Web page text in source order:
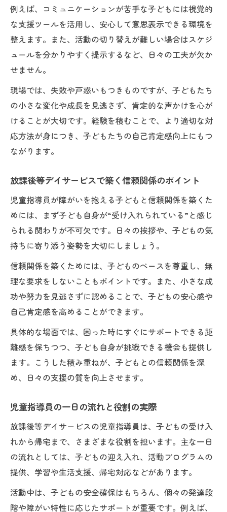
践
児童指導員になるには必要な資格と実務経験
障がいを抱える子ども支援に必要な資格要
験
児童指導員になるにはどんな準備が重要か
任用資格取得のポイントと注意点
障がいを抱える子ども支援のための学び方
容を深掘り
障がいを抱える子どもへ寄り添う日常業務
の実態
放課後等デイサービスの仕事内容を詳しく
紹介
学習支援や社会性育成の実例と工夫
保護者対応や送迎業務のポイントとは
障がいを抱える子どもへの個別支援のプロ
セス
障がいを抱える子への効果的な支援方法とは
障がいを抱える子ども一人ひとりに合わせ
た支援
放課後等デイサービスで役立つ支援技法の
強度行動障害への対応と現場での工夫
児童指導員が実践する療育スキルの向上策
保護者と連携した支援の重要性を解説
資格がなくても始められる児童指導員の現場と
は
障がいを抱える子ども支援の現場に未経験
例えば、コミュニケーションが苦手な子どもには視覚的
な支援ツールを活用し、安心して意思表示できる環境を
整えます。また、活動の切り替えが難しい場合はスケジ
ュールを分かりやすく提示するなど、日々の工夫が欠か
せません。
現場では、失敗や戸惑いもつきものですが、子どもたち
の小さな変化や成長を見逃さず、肯定的な声かけを心が
けることが大切です。経験を積むことで、より適切な対
応方法が身につき、子どもたちの自己肯定感向上にもつ
ながります。
放課後等デイサービスで築く信頼関係のポイント
児童指導員が障がいを抱える子どもと信頼関係を築くた
めには、まず子ども自身が“受け入れられている”と感じ
られる関わりが不可欠です。日々の挨拶や、子どもの気
持ちに寄り添う姿勢を大切にしましょう。
信頼関係を築くためには、子どものペースを尊重し、無
理な要求をしないこともポイントです。また、小さな成
功や努力を見逃さずに認めることで、子どもの安心感や
自己肯定感を高めることができます。
具体的な場面では、困った時にすぐにサポートできる距
離感を保ちつつ、子ども自身が挑戦できる機会も提供し
ます。こうした積み重ねが、子どもとの信頼関係を深
め、日々の支援の質を向上させます。
児童指導員の一日の流れと役割の実際
放課後等デイサービスの児童指導員は、子どもの受け入
れから帰宅まで、さまざまな役割を担います。主な一日
の流れとしては、子どもの迎え入れ、活動プログラムの
提供、学習や生活支援、帰宅対応などがあります。
活動中は、子どもの安全確保はもちろん、個々の発達段
階や障がい特性に応じたサポートが重要です。例えば、